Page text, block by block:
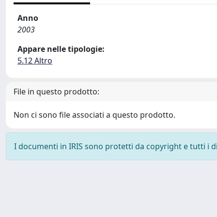
Anno
2003
Appare nelle tipologie:
5.12 Altro
File in questo prodotto:
Non ci sono file associati a questo prodotto.
I documenti in IRIS sono protetti da copyright e tutti i